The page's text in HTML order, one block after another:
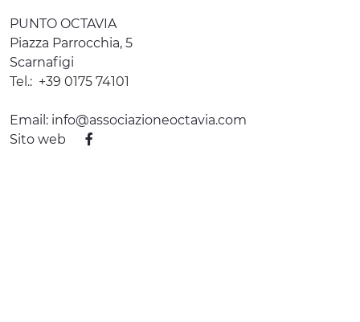
PUNTO OCTAVIA
Piazza Parrocchia, 5
Scarnafigi
Tel.: +39 0175 74101
Email: info@associazioneoctavia.com
Sito web